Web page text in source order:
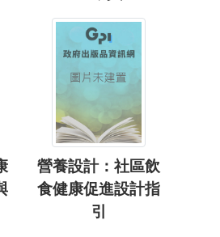
營養設計：社區飲
食健康促進設計指
引